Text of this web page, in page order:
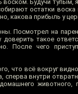
Будучи тупым,
остатки
какова прибыль у
Посмотрел на
такое
После чего
что всё вокруг
внутри
животного,